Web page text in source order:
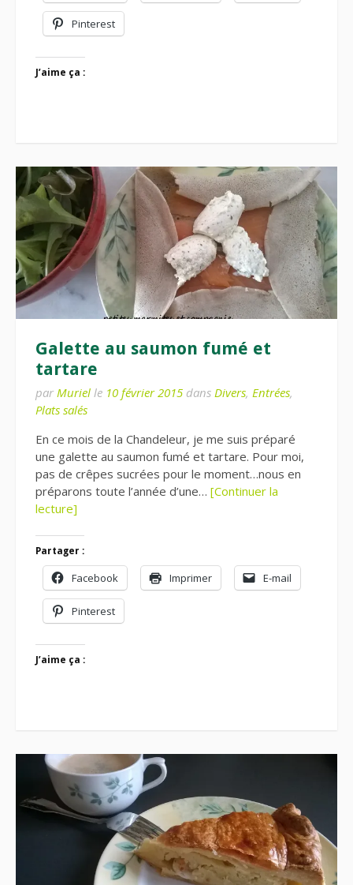
Pinterest
J’aime ça :
Galette au saumon fumé et
tartare
par Muriel le 10 février 2015 dans Divers, Entrées,
Plats salés
En ce mois de la Chandeleur, je me suis préparé
une galette au saumon fumé et tartare. Pour moi,
pas de crêpes sucrées pour le moment…nous en
préparons toute l’année d’une… [Continuer la
lecture]
Partager :
Facebook Imprimer E-mail
Pinterest
J’aime ça :